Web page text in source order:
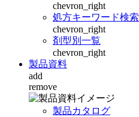
chevron_right
処方キーワード検索
chevron_right
剤型別一覧
chevron_right
製品資料
add
remove
製品カタログ